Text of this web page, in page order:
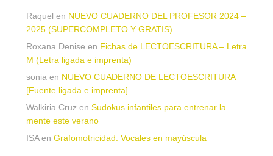
Raquel en NUEVO CUADERNO DEL PROFESOR 2024 –
2025 (SUPERCOMPLETO Y GRATIS)
Roxana Denise en Fichas de LECTOESCRITURA – Letra
M (Letra ligada e imprenta)
sonia en NUEVO CUADERNO DE LECTOESCRITURA
[Fuente ligada e imprenta]
Walkiria Cruz en Sudokus infantiles para entrenar la
mente este verano
ISAen Grafomotricidad. Vocales en mayúscula